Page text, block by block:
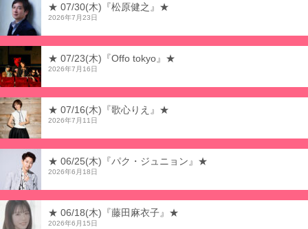
★ 07/30(木)『松原健之』★
2026年7月23日
★ 07/23(木)『Offo tokyo』★
2026年7月16日
★ 07/16(木)『歌心りえ』★
2026年7月11日
★ 06/25(木)『パク・ジュニョン』★
2026年6月18日
★ 06/18(木)『藤田麻衣子』★
2026年6月15日